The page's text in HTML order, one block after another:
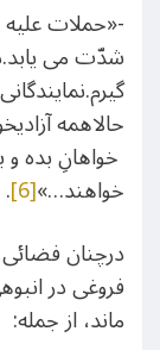
-«حملات
شدّت می
حالاهمه
خواهانِ بده و
خواهند…»[6]
.
درچنان
فروغی در
ماند، از جمله: